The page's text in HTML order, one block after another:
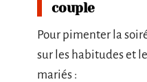
couple
Pour pimenter la
sur les habitudes et
mariés :